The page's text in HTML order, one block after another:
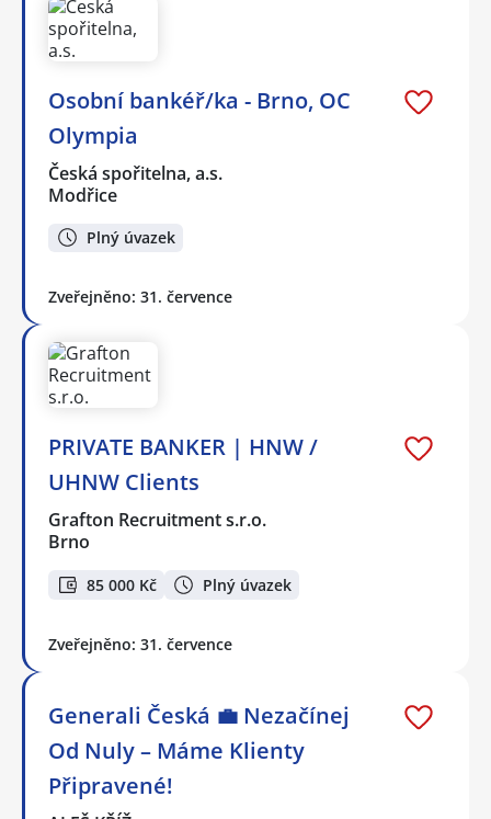
Osobní bankéř/ka - Brno, OC
Olympia
Česká spořitelna, a.s.
Modřice
Plný úvazek
Zveřejněno: 31. července
PRIVATE BANKER | HNW /
UHNW Clients
Grafton Recruitment s.r.o.
Brno
85 000 Kč Plný úvazek
Zveřejněno: 31. července
Generali Česká 💼 Nezačínej
Od Nuly – Máme Klienty
Připravené!